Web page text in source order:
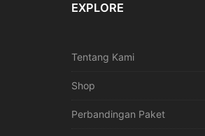
EXPLORE
Tentang Kami
Shop
Perbandingan Paket